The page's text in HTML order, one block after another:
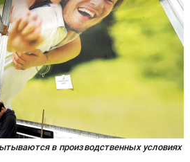
в производственных условиях